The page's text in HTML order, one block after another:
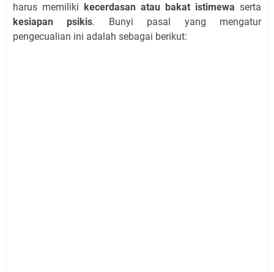
harus memiliki kecerdasan atau bakat istimewa serta
kesiapan psikis. Bunyi pasal yang mengatur
pengecualian ini adalah sebagai berikut: